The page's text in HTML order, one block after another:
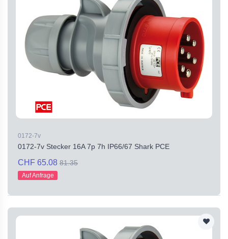
0172-7v
0172-7v Stecker 16A 7p 7h IP66/67 Shark PCE
CHF 65.08 81.35
Auf Anfrage